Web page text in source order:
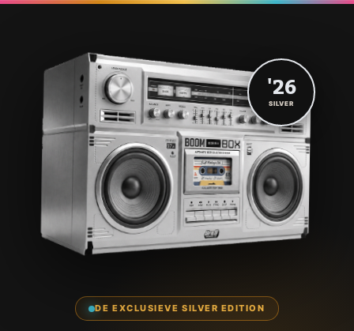
DE EXCLUSIEVE SILVER EDITION
'26
SILVER